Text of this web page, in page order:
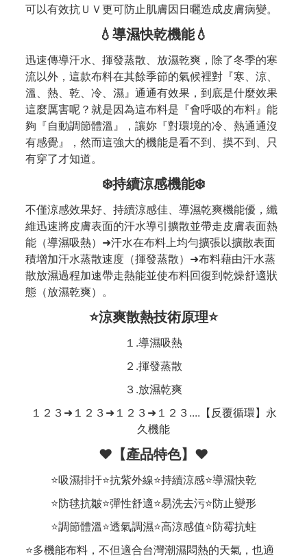
可以有效抗ＵＶ更可防止肌膚因日曬造成皮膚病變。
💧導濕快乾機能💧
迅速傳導汗水、揮發蒸散、放濕乾爽，除了冬季的寒
流以外，這款布料在其餘季節的氣候裡對『寒、涼、
溫、熱、乾、冷、濕』通通有效果，到底是什麼效果
這麼厲害呢？就是因為這布料是『會呼吸的布料』能
夠『自動調節體溫』，讓妳『對環境的冷、熱通通沒
有感覺』，然而這強大的機能是看不到、摸不到、只
有穿了才知道。
❄️持續涼感機能❄️
不僅涼感效果好、持續涼感佳、導濕乾爽機能優，纖
維迅速將皮膚表面的汗水導引擴散並帶走皮膚表面熱
能（導濕吸熱）➜汗水在布料上均勻擴張以擴散表面
積增加汗水蒸散速度（揮發蒸散）➜布料藉由汗水蒸
散放濕過程加速帶走熱能並使布料回復到乾燥舒適狀
態（放濕乾爽）。
⭐涼爽散熱技術原理⭐
１.導濕吸熱
２.揮發蒸散
３.放濕乾爽
１２３➜１２３➜１２３➜１２３....【反覆循環】永
久機能
❤️【產品特色】❤️
⭐吸濕排扞⭐抗紫外線⭐持續涼感⭐導濕快乾
⭐防毬抗皺⭐彈性舒適⭐易洗去污⭐防止變形
⭐調節體溫⭐透氣調濕⭐高涼感值⭐防霉抗蛀
⭐多機能布料，不但適合台灣潮濕悶熱的天氣，也適